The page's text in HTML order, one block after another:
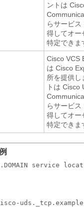
ントは
らサービス
得してオー
特定できま
Cisco VCS
は Cisco
所を提供し
トは Cisco
らサービス
得してオー
特定できま
service